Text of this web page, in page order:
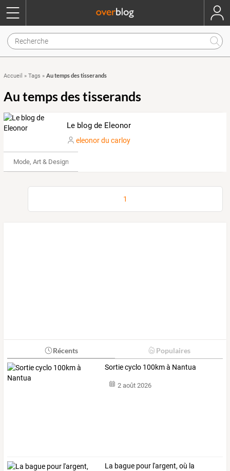
Accueil » Tags » Au temps des tisserands
Au temps des tisserands
Le blog de Eleonor
eleonor du carloy
Mode, Art & Design
1
Récents Populaires
Sortie cyclo 100km à Nantua
2 août 2026
La bague pour l'argent, où la